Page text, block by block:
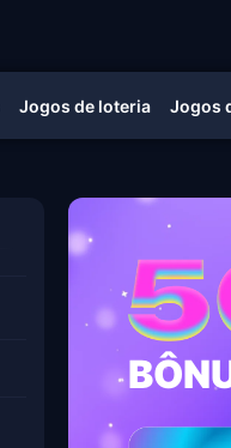
Jogos de loteria Jogos